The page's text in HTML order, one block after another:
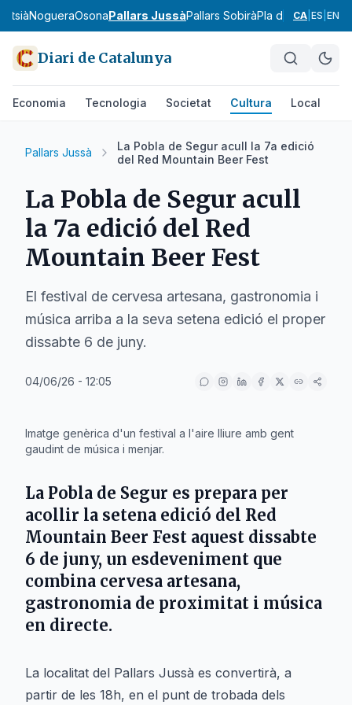
NogueraOsonaPallars JussàPallars SobiràPla d'UrgellPla
CA ES EN
Diari de Catalunya
Economia Tecnologia Societat Cultura Local
Pallars Jussà
La Pobla de Segur acull la 7a edició
del Red Mountain Beer Fest
La Pobla de Segur acull
la 7a edició del Red
Mountain Beer Fest
El festival de cervesa artesana, gastronomia i
música arriba a la seva setena edició el proper
dissabte 6 de juny.
04/06/26 - 12:05
Imatge genèrica d'un festival a l'aire lliure amb gent
gaudint de música i menjar.
La Pobla de Segur es prepara per
acollir la setena edició del Red
Mountain Beer Fest aquest dissabte
6 de juny, un esdeveniment que
combina cervesa artesana,
gastronomia de proximitat i música
en directe.
La localitat del Pallars Jussà es convertirà, a
partir de les 18h, en el punt de trobada dels